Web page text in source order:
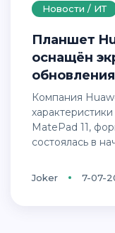
Новости / ИТ
Планшет Huawei MatePad 11
оснащён
Компания Huawei полностью раскрыла
MatePad 11,
состоялась в
Joker 7-07-